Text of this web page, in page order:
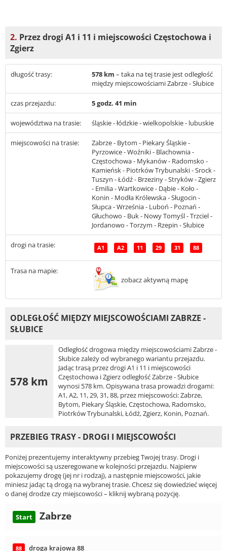
2. Przez drogi A1 i 11 i miejscowości Częstochowa i
Zgierz
długość trasy: 578 km – taka na tej trasie jest odległość
między miejscowościami Zabrze - Słubice
czas przejazdu: 5 godz. 41 min
województwa na trasie: śląskie - łódzkie - wielkopolskie - lubuskie
miejscowości na trasie:
Zabrze - Bytom - Piekary Śląskie -
Pyrzowice - Woźniki - Blachownia -
Częstochowa - Mykanów - Radomsko -
Kamieńsk - Piotrków Trybunalski - Srock -
Tuszyn - Łódź - Brzeziny - Stryków - Zgierz
- Emilia - Wartkowice - Dąbie - Koło -
Konin - Modła Królewska - Sługocin -
Słupca - Września - Luboń - Poznań -
Głuchowo - Buk - Nowy Tomyśl - Trzciel -
Jordanowo - Torzym - Rzepin - Słubice
drogi na trasie: A1 A2 11 29 31 88
Trasa na mapie:
zobacz aktywną mapę
ODLEGŁOŚĆ MIĘDZY MIEJSCOWOŚCIAMI ZABRZE -
SŁUBICE
578 km
Odległość drogowa między miejscowościami Zabrze -
Słubice zależy od wybranego wariantu przejazdu.
Jadąc trasą przez drogi A1 i 11 i miejscowości
Częstochowa i Zgierz odległość Zabrze - Słubice
wynosi 578 km. Opisywana trasa prowadzi drogami:
A1, A2, 11, 29, 31, 88, przez miejscowości: Zabrze,
Bytom, Piekary Śląskie, Częstochowa, Radomsko,
Piotrków Trybunalski, Łódź, Zgierz, Konin, Poznań.
PRZEBIEG TRASY - DROGI I MIEJSCOWOŚCI
Poniżej prezentujemy interaktywny przebieg Twojej trasy. Drogi i
miejscowości są uszeregowane w kolejności przejazdu. Najpierw
pokazujemy drogę (jej nr i rodzaj), a następnie miejscowości, jakie
miniesz jadąc tą drogą na wybranej trasie. Chcesz się dowiedzieć więcej
o danej drodze czy miejscowości – kliknij wybraną pozycję.
Start Zabrze
88 droga krajowa 88